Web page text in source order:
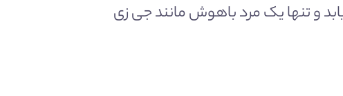
و تنها یک مرد باهوش مانند جی زی